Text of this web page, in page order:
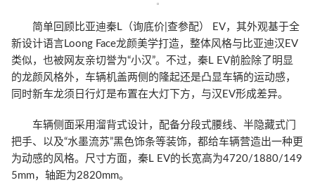
简单回顾比亚迪秦L（询底价|查参配） EV，其外观基于全
新设计语言Loong Face龙颜美学打造，整体风格与比亚迪汉EV
类似，也被网友亲切誉为“小汉”。不过，秦L EV前脸除了明显
的龙颜风格外，车辆机盖两侧的隆起还是凸显车辆的运动感，
同时新车龙须日行灯是布置在大灯下方，与汉EV形成差异。
车辆侧面采用溜背式设计，配备分段式腰线、半隐藏式门
把手、以及“水墨流苏”黑色饰条等装饰，都给车辆营造出一种更
为动感的风格。尺寸方面，秦L EV的长宽高为4720/1880/149
5mm，轴距为2820mm。